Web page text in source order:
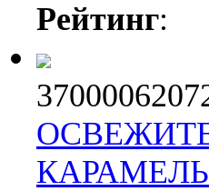
Рейтинг:
КАРАМЕЛЬ